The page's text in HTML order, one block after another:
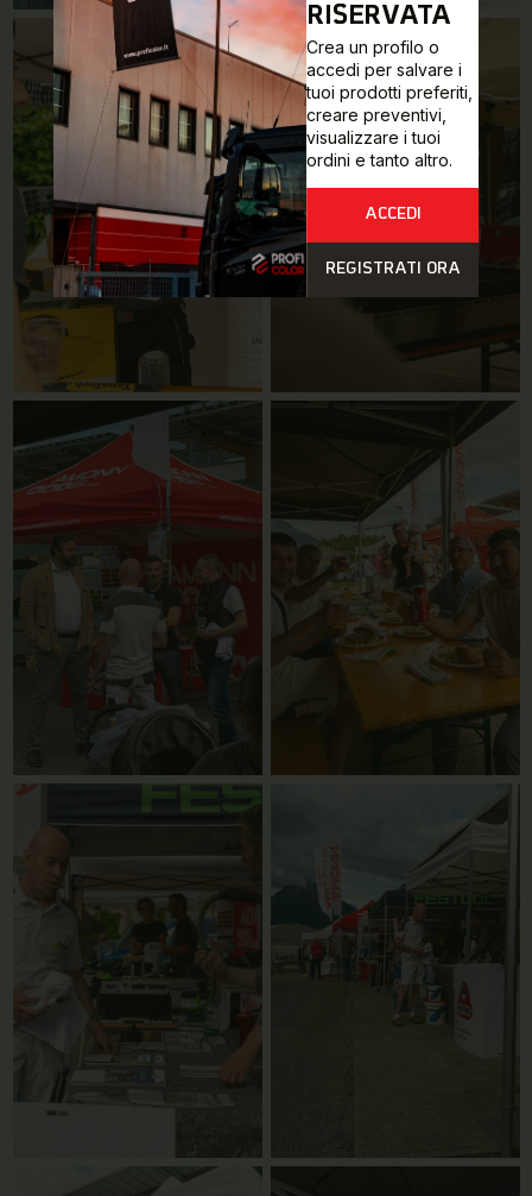
RISERVATA
Crea un profilo o
accedi per salvare i
tuoi prodotti preferiti,
creare preventivi,
visualizzare i tuoi
ordini e tanto altro.
ACCEDI
REGISTRATI ORA